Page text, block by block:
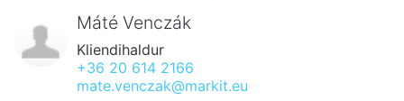
Máté Venczák
Kliendihaldur
+36 20 614 2166
mate.venczak@markit.eu